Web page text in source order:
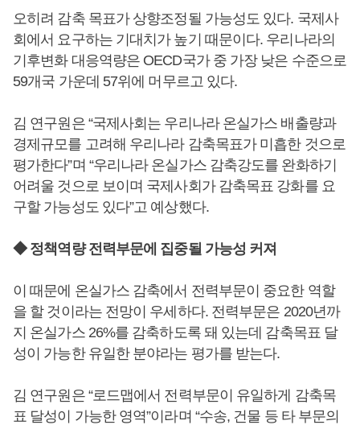
오히려 감축 목표가 상향조정될 가능성도 있다. 국제사
회에서 요구하는 기대치가 높기 때문이다. 우리나라의
기후변화 대응역량은 OECD국가 중 가장 낮은 수준으로
59개국 가운데 57위에 머무르고 있다.
김 연구원은 “국제사회는 우리나라 온실가스 배출량과
경제규모를 고려해 우리나라 감축목표가 미흡한 것으로
평가한다”며 “우리나라 온실가스 감축강도를 완화하기
어려울 것으로 보이며 국제사회가 감축목표 강화를 요
구할 가능성도 있다”고 예상했다.
◆ 정책역량 전력부문에 집중될 가능성 커져
이 때문에 온실가스 감축에서 전력부문이 중요한 역할
을 할 것이라는 전망이 우세하다. 전력부문은 2020년까
지 온실가스 26%를 감축하도록 돼 있는데 감축목표 달
성이 가능한 유일한 분야라는 평가를 받는다.
김 연구원은 “로드맵에서 전력부문이 유일하게 감축목
표 달성이 가능한 영역”이라며 “수송, 건물 등 타 부문의